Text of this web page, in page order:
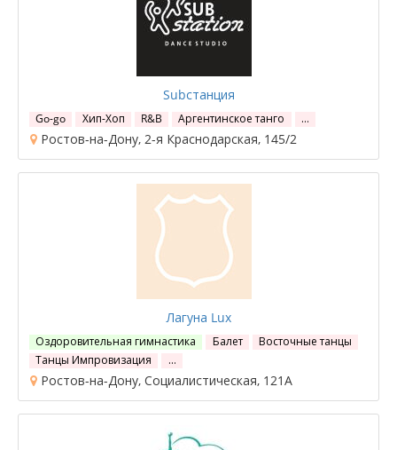
Subстанция
Go-go Хип-Хоп R&B Аргентинское танго …
Ростов-на-Дону, 2-я Краснодарская, 145/2
Лагуна Lux
Оздоровительная гимнастика Балет
Восточные танцы
Танцы Импровизация
…
Ростов-на-Дону, Социалистическая, 121А